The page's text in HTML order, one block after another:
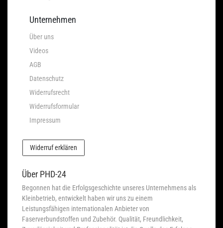
Unternehmen
Über uns
Videos
AGB
Datenschutz
Widerrufsrecht
Widerrufsformular
Impressum
Widerruf erklären
Über PHD-24
Begonnen hat die Erfolgsgeschichte unseres Unternehmens als
Kleinbetrieb, entwickelt haben wir uns zu einem
Leistungsfähigen internationalen Anbieter von
Faserverbundstoffen und Zubehör. Qualität, Freundlichkeit,